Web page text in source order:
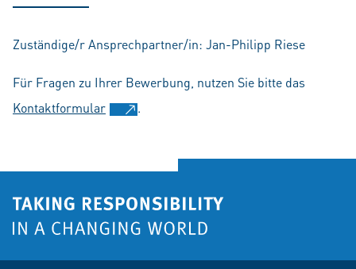
Zuständige/r Ansprechpartner/in: Jan-Philipp Riese
Für Fragen zu Ihrer Bewerbung, nutzen Sie bitte das
Kontaktformular
.